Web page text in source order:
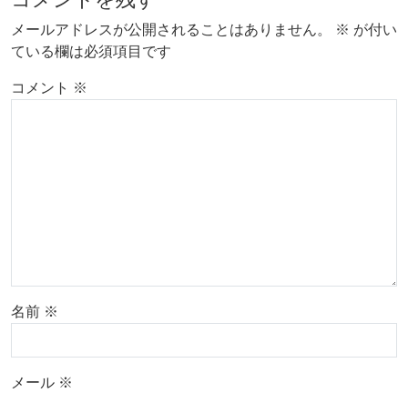
メールアドレスが公開されることはありません。 ※ が付い
ている欄は必須項目です
コメント ※
名前 ※
メール ※